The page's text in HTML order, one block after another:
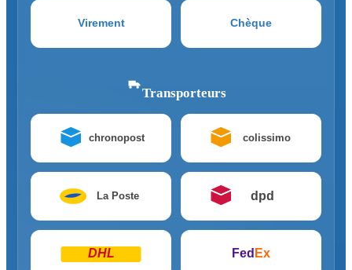
Virement Chèque
Transporteurs
chronopost colissimo
La Poste dpd
DHL Fed Ex